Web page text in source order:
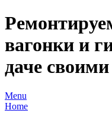
вагонки и
даче
Menu
Home